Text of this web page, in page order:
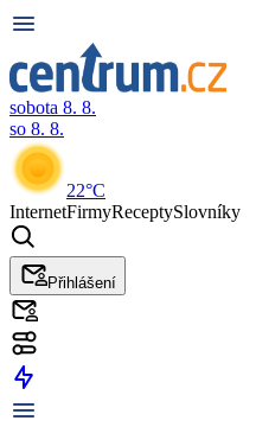
sobota 8. 8.
so 8. 8.
22°C
InternetFirmyReceptySlovníky
Přihlášení